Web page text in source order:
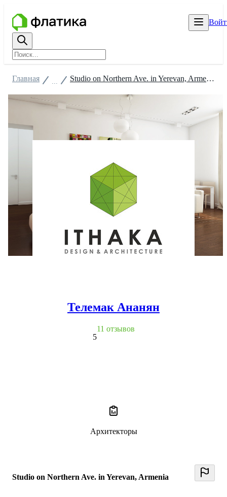
Studio on Northern Ave. in Yerevan, Armenia
Главная Studio on Northern Ave. in Yerevan, Armenia
Телемак Ананян
5
11 отзывов
Архитекторы